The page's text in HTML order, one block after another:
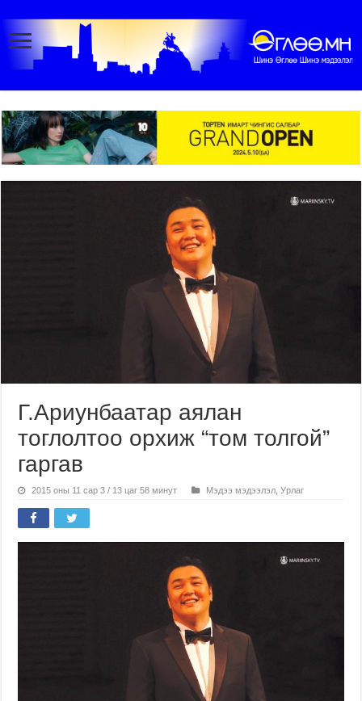
Г.Ариунбаатар аялан
тоглолтоо орхиж “том толгой”
гаргав
2015 оны 11 сар 3 / 13 цаг 58 минут Мэдээ мэдээлэл ,Урлаг